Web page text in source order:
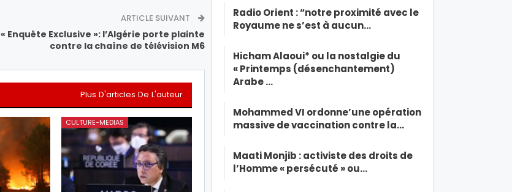
ARTICLE SUIVANT
« Enquête Exclusive »: l’Algérie porte plainte
contre la chaîne de télévision M6
Plus D'articles De L'auteur
CULTURE-MEDIAS
Radio Orient : “notre proximité avec le
Royaume ne s’est à aucun…
Hicham Alaoui* ou la nostalgie du
« Printemps (désenchantement)
Arabe …
Mohammed VI ordonne’une opération
massive de vaccination contre la…
Maati Monjib : activiste des droits de
l’Homme « persécuté » ou…